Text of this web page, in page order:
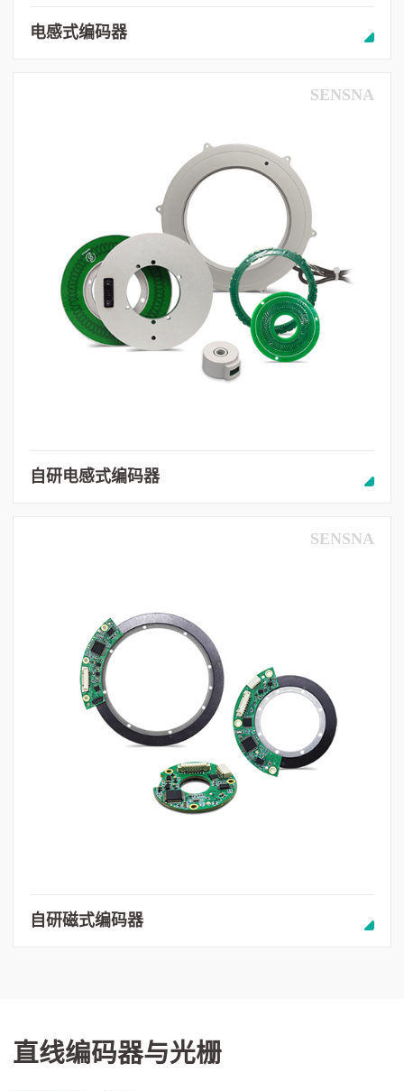
电感式编码器
SENSNA
自研电感式编码器
SENSNA
自研磁式编码器
直线编码器与光栅